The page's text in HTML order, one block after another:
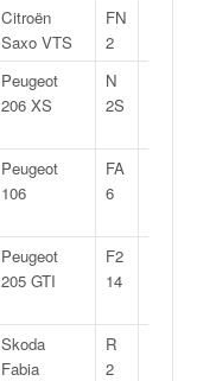
Citroën
Saxo VTS
FN
2
Peugeot
206 XS
N
2S
Peugeot
106
FA
6
Peugeot
205 GTI
F2
14
Skoda
Fabia
R
2